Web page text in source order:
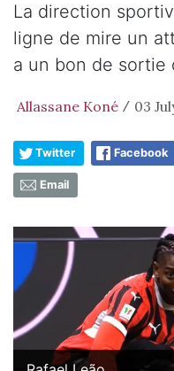
La direction
ligne de mire un
a un bon de sortie
Allassane Koné / 03
Twitter Facebook
Email